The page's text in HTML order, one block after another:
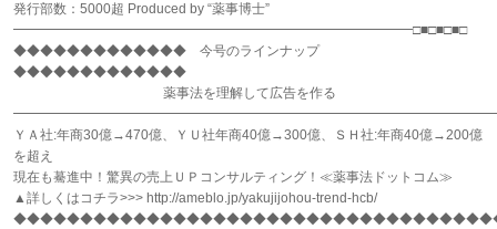
発行部数：5000超 Produced by “薬事博士”
━━━━━━━━━━━━━━━━━━━━━━━━━━━━━━□■□■□■□
◆◆◆◆◆◆◆◆◆◆◆◆◆ 今号のラインナップ
◆◆◆◆◆◆◆◆◆◆◆◆◆
薬事法を理解して広告を作る
ＹＡ社:年商30億→470億、ＹＵ社年商40億→300億、ＳＨ社:年商40億→200億
を超え
現在も驀進中！驚異の売上ＵＰコンサルティング！≪薬事法ドットコム≫
▲詳しくはコチラ>>> http://ameblo.jp/yakujijohou-trend-hcb/